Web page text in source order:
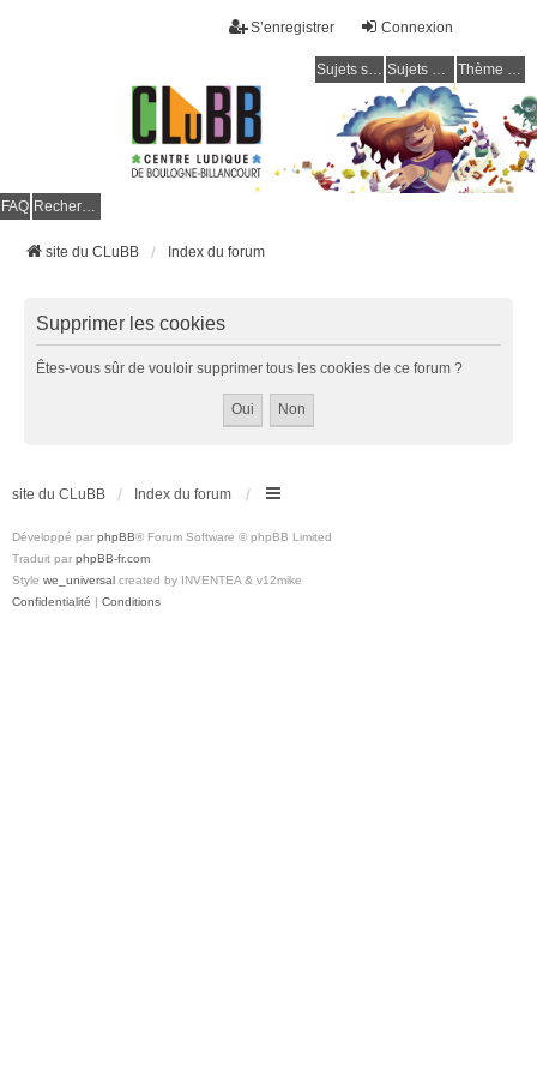
Connexion
S’enregistrer
Sujets sans réponse Sujets actifs Thème clair / foncé
FAQ Rechercher
site du CLuBB Index du forum
Supprimer les cookies
Êtes-vous sûr de vouloir supprimer tous les cookies de ce forum ?
site du CLuBB Index du forum
Développé par phpBB® Forum Software © phpBB Limited
Traduit par phpBB-fr.com
Style we_universal created by INVENTEA & v12mike
Confidentialité | Conditions